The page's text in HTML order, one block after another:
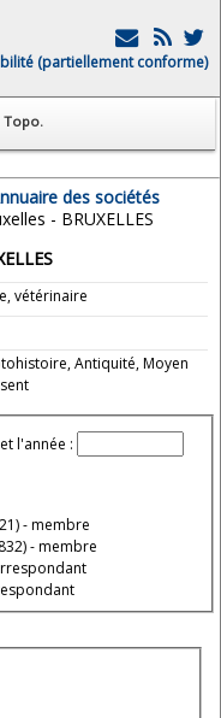
(partiellement conforme)
Topo.
des sociétés
- BRUXELLES
vétérinaire
Antiquité, Moyen
et l'année :
- membre
- membre